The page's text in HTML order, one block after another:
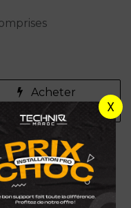
X
Acheter
de 7 jours